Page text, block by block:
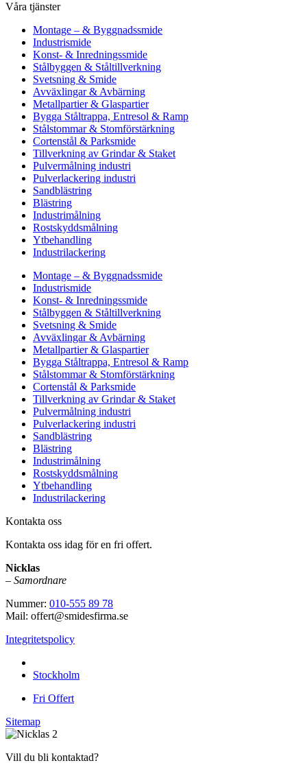
Våra tjänster
Montage – & Byggnadssmide
Industrismide
Konst- & Inredningssmide
Stålbyggen & Ståltillverkning
Svetsning & Smide
Avväxlingar & Avbärning
Metallpartier & Glaspartier
Bygga Ståltrappa, Entresol & Ramp
Stålstommar & Stomförstärkning
Cortenstål & Parksmide
Tillverkning av Grindar & Staket
Pulvermålning industri
Pulverlackering industri
Sandblästring
Blästring
Industrimålning
Rostskyddsmålning
Ytbehandling
Industrilackering
Montage – & Byggnadssmide
Industrismide
Konst- & Inredningssmide
Stålbyggen & Ståltillverkning
Svetsning & Smide
Avväxlingar & Avbärning
Metallpartier & Glaspartier
Bygga Ståltrappa, Entresol & Ramp
Stålstommar & Stomförstärkning
Cortenstål & Parksmide
Tillverkning av Grindar & Staket
Pulvermålning industri
Pulverlackering industri
Sandblästring
Blästring
Industrimålning
Rostskyddsmålning
Ytbehandling
Industrilackering
Kontakta oss
Kontakta oss idag för en fri offert.
Nicklas
– Samordnare
Nummer: 010-555 89 78
Mail: offert@smidesfirma.se
Integritetspolicy
Stockholm
Fri Offert
Sitemap
Vill du bli kontaktad?